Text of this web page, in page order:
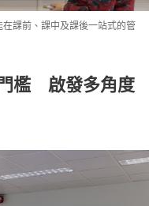
課前、課中及課後一站式的管
檻 啟發多角度